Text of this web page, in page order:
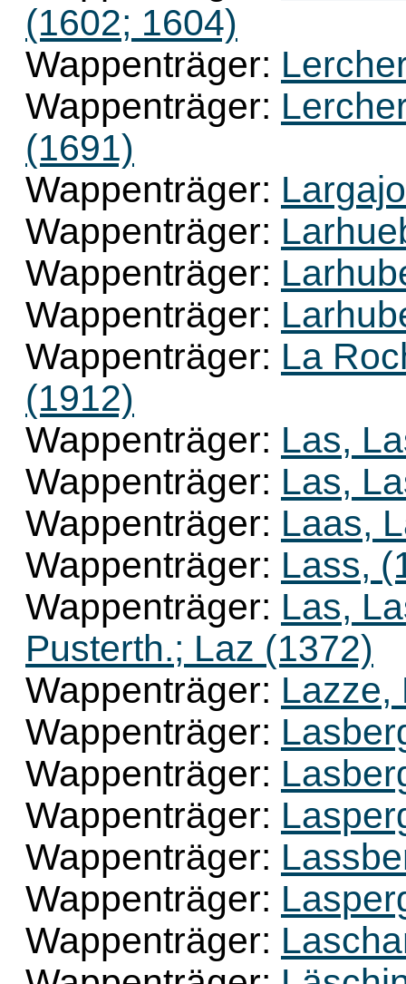
(1602; 1604)
Wappenträger:
Wappenträger:
(1691)
Wappenträger:
Wappenträger:
Wappenträger:
Wappenträger:
Wappenträger: La
(1912)
Wappenträger: Las,
Wappenträger: Las,
Wappenträger: Laas,
Wappenträger: Lass,
Wappenträger: Las,
Pusterth.; Laz (1372)
Wappenträger: Lazze,
Wappenträger:
Wappenträger:
Wappenträger:
Wappenträger:
Wappenträger:
Wappenträger: